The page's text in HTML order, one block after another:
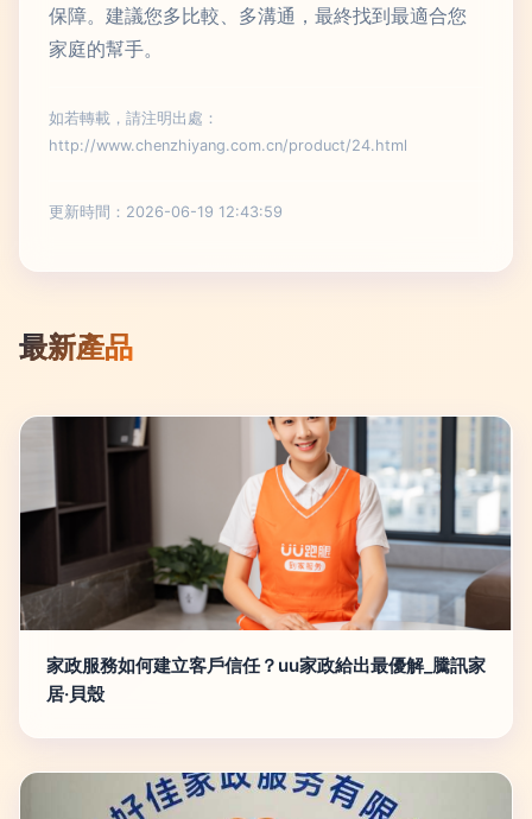
保障。建議您多比較、多溝通，最終找到最適合您
家庭的幫手。
如若轉載，請注明出處：
http://www.chenzhiyang.com.cn/product/24.html
更新時間：2026-06-19 12:43:59
最新產品
家政服務如何建立客戶信任？uu家政給出最優解_騰訊家
居·貝殼